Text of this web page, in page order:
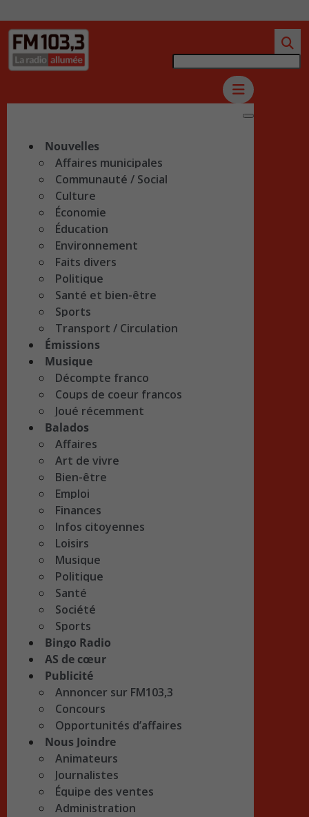
Nouvelles
Affaires municipales
Communauté / Social
Culture
Économie
Éducation
Environnement
Faits divers
Politique
Santé et bien-être
Sports
Transport / Circulation
Émissions
Musique
Décompte franco
Coups de coeur francos
Joué récemment
Balados
Affaires
Art de vivre
Bien-être
Emploi
Finances
Infos citoyennes
Loisirs
Musique
Politique
Santé
Société
Sports
Bingo Radio
AS de cœur
Publicité
Annoncer sur FM103,3
Concours
Opportunités d’affaires
Nous Joindre
Animateurs
Journalistes
Équipe des ventes
Administration